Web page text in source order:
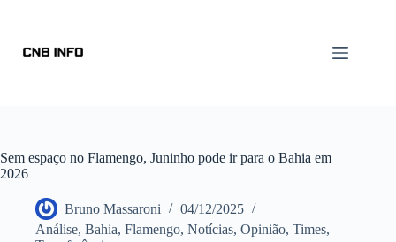
Sem espaço no Flamengo, Juninho pode ir para o Bahia em
2026
Bruno Massaroni
04/12/2025
Análise, Bahia, Flamengo, Notícias, Opinião, Times,